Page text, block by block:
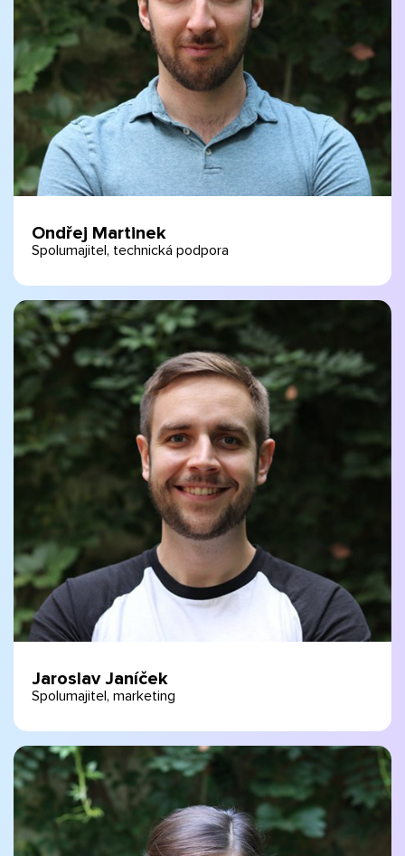
Ondřej Martinek
Spolumajitel, technická podpora
Jaroslav Janíček
Spolumajitel, marketing